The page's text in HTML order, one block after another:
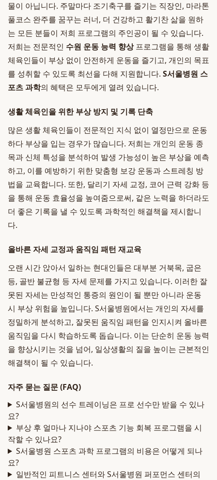
물이 아닙니다. 주말마다 조기축구를 즐기는 직장인, 마라톤
풀코스 완주를 꿈꾸는 러너, 더 건강하고 활기찬 삶을 원하
는 모든 분들이 저희 프로그램의 주인공이 될 수 있습니다.
저희는 전문적인 수원 운동 능력 향상프로그램을 통해 생활
체육인들이 부상 없이 안전하게 운동을 즐기고, 개인의 목표
를 성취할 수 있도록 최선을 다해 지원합니다. S서울병원 스
포츠 과학의 혜택은 모두에게 열려 있습니다.
생활 체육인을 위한 부상 방지 및 기록 단축
많은 생활 체육인들이 전문적인 지식 없이 열정만으로 운동
하다 부상을 입는 경우가 많습니다. 저희는 개인의 운동 종
목과 신체 특성을 분석하여 발생 가능성이 높은 부상을 예측
하고, 이를 예방하기 위한 맞춤형 보강 운동과 스트레칭 방
법을 교육합니다. 또한, 달리기 자세 교정, 코어 근력 강화 등
을 통해 운동 효율성을 높여줌으로써, 같은 노력을 하더라도
더 좋은 기록을 낼 수 있도록 과학적인 해결책을 제시합니
다.
올바른 자세 교정과 움직임 패턴 재교육
오랜 시간 앉아서 일하는 현대인들은 대부분 거북목, 굽은
등, 골반 불균형 등 자세 문제를 가지고 있습니다. 이러한 잘
못된 자세는 만성적인 통증의 원인이 될 뿐만 아니라 운동
시 부상 위험을 높입니다. S서울병원에서는 개인의 자세를
정밀하게 분석하고, 잘못된 움직임 패턴을 인지시켜 올바른
움직임을 다시 학습하도록 돕습니다. 이는 단순히 운동 능력
을 향상시키는 것을 넘어, 일상생활의 질을 높이는 근본적인
해결책이 될 수 있습니다.
자주 묻는 질문 (FAQ)
S서울병원의 선수 트레이닝은 프로 선수만 받을 수 있나
요?
부상 후 얼마나 지나야 스포츠 기능 회복 프로그램을 시
작할 수 있나요?
S서울병원 스포츠 과학 프로그램의 비용은 어떻게 되나
요?
일반적인 피트니스 센터와 S서울병원 퍼포먼스 센터의